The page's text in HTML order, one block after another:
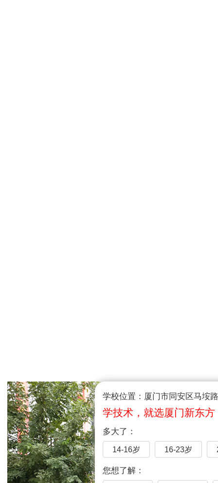
学校位置：厦门市同安区马垵
学技术，就选厦门新东方
多大了：
14-16岁 16-23岁
您想了解：